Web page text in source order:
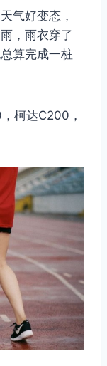
气好变态，
，雨衣穿了
算完成一桩
柯达C200，